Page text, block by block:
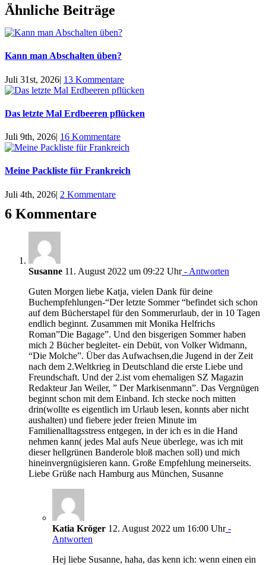
Ähnliche Beiträge
Kann man Abschalten üben?
Juli 31st, 2026| 13 Kommentare
Das letzte Mal Erdbeeren pflücken
Juli 9th, 2026| 16 Kommentare
Meine Packliste für Frankreich
Juli 4th, 2026| 2 Kommentare
6 Kommentare
Susanne 11. August 2022 um 09:22 Uhr- Antworten
Guten Morgen liebe Katja, vielen Dank für deine
Buchempfehlungen-“Der letzte Sommer “befindet sich schon
auf dem Bücherstapel für den Sommerurlaub, der in 10 Tagen
endlich beginnt. Zusammen mit Monika Helfrichs
Roman”Die Bagage”. Und den bisgerigen Sommer haben
mich 2 Bücher begleitet- ein Debüt, von Volker Widmann,
“Die Molche”. Über das Aufwachsen,die Jugend in der Zeit
nach dem 2.Weltkrieg in Deutschland die erste Liebe und
Freundschaft. Und der 2.ist vom ehemaligen SZ Magazin
Redakteur Jan Weiler, ” Der Markisenmann”. Das Vergnügen
beginnt schon mit dem Einband. Ich stecke noch mitten
drin(wollte es eigentlich im Urlaub lesen, konnts aber nicht
aushalten) und fiebere jeder freien Minute im
Familienalltagsstress entgegen, in der ich es in die Hand
nehmen kann( jedes Mal aufs Neue überlege, was ich mit
dieser hellgrünen Banderole bloß machen soll) und mich
hineinvergnügisieren kann. Große Empfehlung meinerseits.
Liebe Grüße nach Hamburg aus München, Susanne
Katia Kröger 12. August 2022 um 16:00 Uhr-
Antworten
Hej liebe Susanne, haha, das kenn ich: wenn einen ein